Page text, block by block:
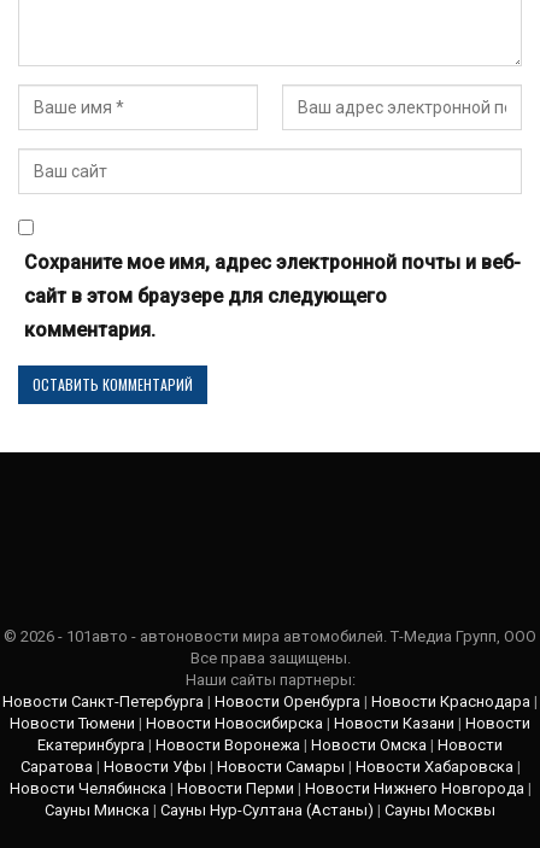
Сохраните мое имя, адрес электронной почты и веб-
сайт в этом браузере для следующего
комментария.
© 2026 - 101авто - автоновости мира автомобилей. Т-Медиа Групп, ООО
Все права защищены.
Наши сайты партнеры:
Новости Санкт-Петербурга | Новости Оренбурга | Новости Краснодара |
Новости Тюмени | Новости Новосибирска | Новости Казани | Новости
Екатеринбурга | Новости Воронежа | Новости Омска | Новости
Саратова| Новости Уфы | Новости Самары | Новости Хабаровска|
Новости Челябинска| Новости Перми | Новости Нижнего Новгорода|
Сауны Минска | Сауны Нур-Султана (Астаны) | Сауны Москвы